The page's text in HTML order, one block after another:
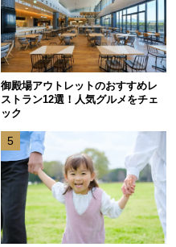
御殿場アウトレットのおすすめレ
ストラン12選！人気グルメをチェ
ック
5